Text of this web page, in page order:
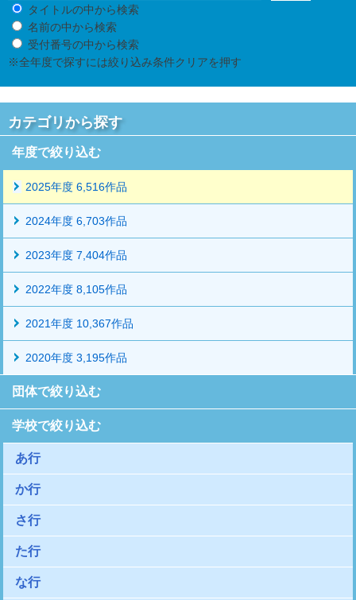
タイトルの中から検索
名前の中から検索
受付番号の中から検索
※全年度で探すには絞り込み条件クリアを押す
カテゴリから探す
年度で絞り込む
2025年度 6,516作品
2024年度 6,703作品
2023年度 7,404作品
2022年度 8,105作品
2021年度 10,367作品
2020年度 3,195作品
団体で絞り込む
学校で絞り込む
あ行
か行
さ行
た行
な行